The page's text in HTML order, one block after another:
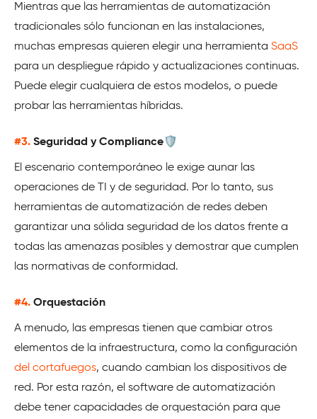
Mientras que las herramientas de automatización
tradicionales sólo funcionan en las instalaciones,
muchas empresas quieren elegir una herramienta SaaS
para un despliegue rápido y actualizaciones continuas.
Puede elegir cualquiera de estos modelos, o puede
probar las herramientas híbridas.
#3. Seguridad y Compliance🛡️
El escenario contemporáneo le exige aunar las
operaciones de TI y de seguridad. Por lo tanto, sus
herramientas de automatización de redes deben
garantizar una sólida seguridad de los datos frente a
todas las amenazas posibles y demostrar que cumplen
las normativas de conformidad.
#4. Orquestación
A menudo, las empresas tienen que cambiar otros
elementos de la infraestructura, como la configuración
del cortafuegos, cuando cambian los dispositivos de
red. Por esta razón, el software de automatización
debe tener capacidades de orquestación para que